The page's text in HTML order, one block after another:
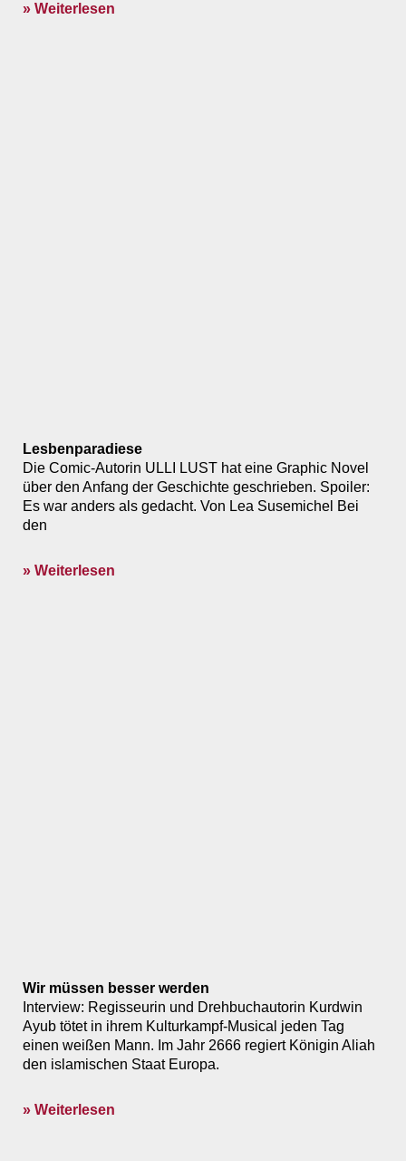
» Weiterlesen
Lesbenparadiese
Die Comic-Autorin ULLI LUST hat eine Graphic Novel
über den Anfang der Geschichte geschrieben. Spoiler:
Es war anders als gedacht. Von Lea Susemichel Bei
den
» Weiterlesen
Wir müssen besser werden
Interview: Regisseurin und Drehbuchautorin Kurdwin
Ayub tötet in ihrem Kulturkampf-Musical jeden Tag
einen weißen Mann. Im Jahr 2666 regiert Königin Aliah
den islamischen Staat Europa.
» Weiterlesen